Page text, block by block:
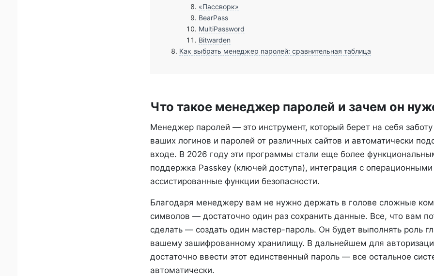
«Пассворк»
BearPass
MultiPassword
Bitwarden
Как выбрать менеджер паролей: сравнительная таблица
Что такое менеджер паролей и зачем он
Менеджер паролей — это инструмент, который берет на себя
ваших логинов и паролей от различных сайтов и автоматически
входе. В 2026 году эти программы стали еще более
поддержка Passkey (ключей доступа), интеграция с
ассистированные функции безопасности.
Благодаря менеджеру вам не нужно держать в голове сложные
символов — достаточно один раз сохранить данные. Все, что вам
сделать — создать один мастер-пароль. Он будет выполнять роль
вашему зашифрованному хранилищу. В дальнейшем для
достаточно ввести этот единственный пароль — все остальное
автоматически.